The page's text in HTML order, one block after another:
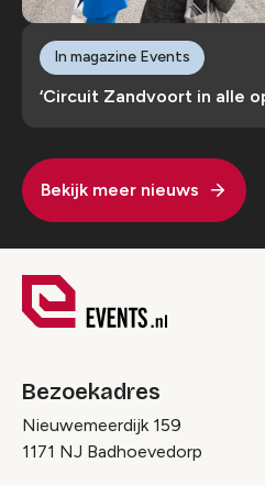
‘Circuit Zandvoort in alle
In magazine Events
Bekijk meer nieuws
Bezoekadres
Nieuwemeerdijk 159
1171 NJ Badhoevedorp